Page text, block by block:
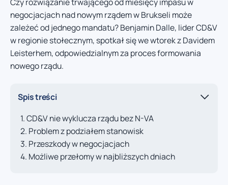
negocjacjach nad nowym rządem w Brukseli może
zależeć od jednego mandatu? Benjamin Dalle, lider CD&V
w regionie stołecznym, spotkał się we wtorek z Davidem
Leisterhem, odpowiedzialnym za proces formowania
nowego rządu.
Spis treści
CD&V nie wyklucza rządu bez N-VA
Problem z podziałem stanowisk
Przeszkody w negocjacjach
Możliwe przełomy w najbliższych dniach